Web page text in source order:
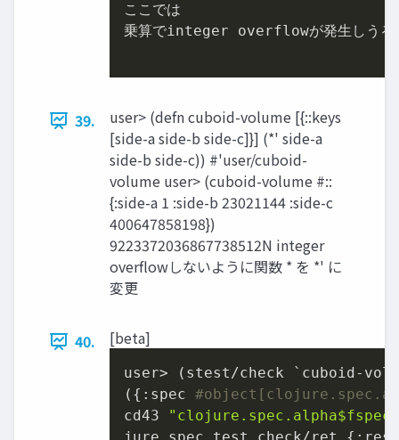
ここでは
乗算でinteger overflowが発⽣しうる
39.
user> (defn cuboid-volume [{::keys
[side-a side-b side-c]}] (*' side-a
side-b side-c)) #'user/cuboid-
volume user> (cuboid-volume #::
{:side-a 1 :side-b 23021144 :side-c
400647858198})
9223372036867738512N integer
overflowしないように関数 * を *' に
変更
40. [beta]
user> (stest/check `cuboid-
({:spec
cd43